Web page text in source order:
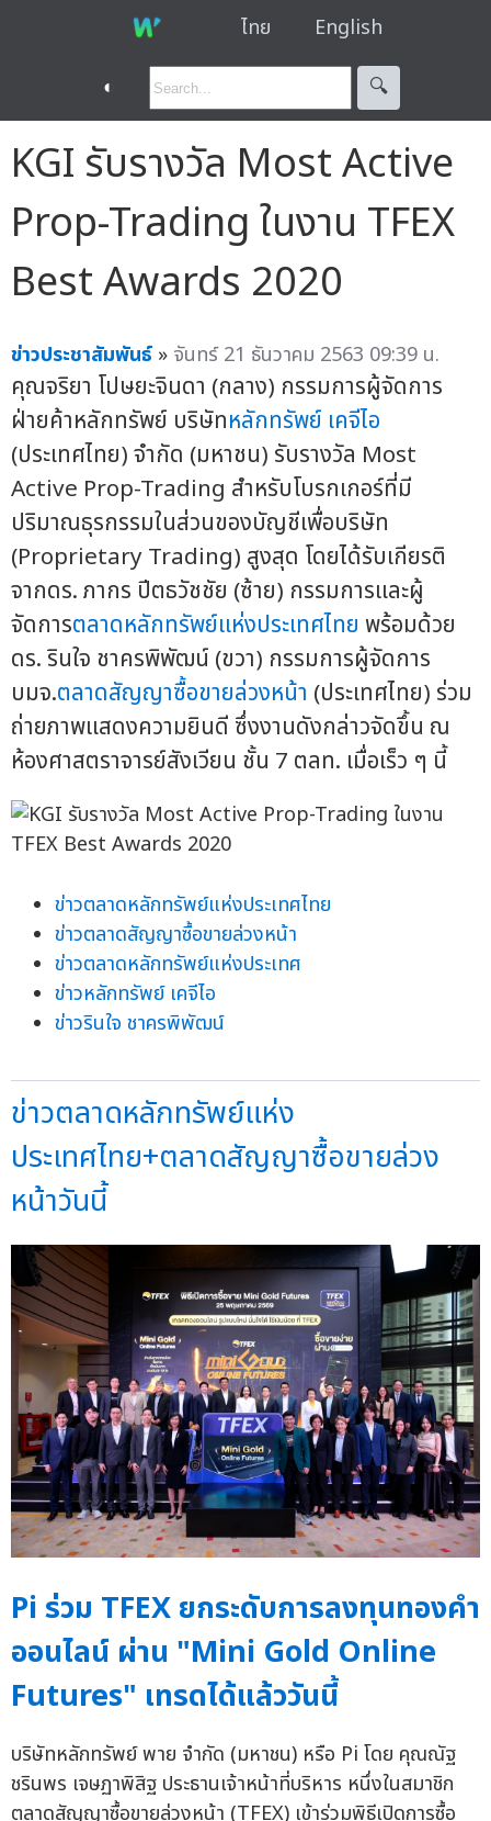
ไทย English
◐ 🔍︎
KGI รับรางวัล Most Active
Prop-Trading ในงาน TFEX
Best Awards 2020
ข่าวประชาสัมพันธ์ » จันทร์ 21 ธันวาคม 2563 09:39 น.
คุณจริยา โปษยะจินดา (กลาง) กรรมการผู้จัดการ
ฝ่ายค้าหลักทรัพย์ บริษัทหลักทรัพย์ เคจีไอ
(ประเทศไทย) จำกัด (มหาชน) รับรางวัล Most
Active Prop-Trading สำหรับโบรกเกอร์ที่มี
ปริมาณธุรกรรมในส่วนของบัญชีเพื่อบริษัท
(Proprietary Trading) สูงสุด โดยได้รับเกียรติ
จากดร. ภากร ปีตธวัชชัย (ซ้าย) กรรมการและผู้
จัดการตลาดหลักทรัพย์แห่งประเทศไทย พร้อมด้วย
ดร. รินใจ ชาครพิพัฒน์ (ขวา) กรรมการผู้จัดการ
บมจ.ตลาดสัญญาซื้อขายล่วงหน้า (ประเทศไทย) ร่วม
ถ่ายภาพแสดงความยินดี ซึ่งงานดังกล่าวจัดขึ้น ณ
ห้องศาสตราจารย์สังเวียน ชั้น 7 ตลท. เมื่อเร็ว ๆ นี้
ข่าวตลาดหลักทรัพย์แห่งประเทศไทย
ข่าวตลาดสัญญาซื้อขายล่วงหน้า
ข่าวตลาดหลักทรัพย์แห่งประเทศ
ข่าวหลักทรัพย์ เคจีไอ
ข่าวรินใจ ชาครพิพัฒน์
ข่าวตลาดหลักทรัพย์แห่ง
ประเทศไทย+ตลาดสัญญาซื้อขายล่วง
หน้าวันนี้
Pi ร่วม TFEX ยกระดับการลงทุนทองคำ
ออนไลน์ ผ่าน "Mini Gold Online
Futures" เทรดได้แล้ววันนี้
บริษัทหลักทรัพย์ พาย จำกัด (มหาชน) หรือ Pi โดย คุณณัฐ
ชรินพร เจษฏาพิสิฐ ประธานเจ้าหน้าที่บริหาร หนึ่งในสมาชิก
ตลาดสัญญาซื้อขายล่วงหน้า (TFEX) เข้าร่วมพิธีเปิดการซื้อ